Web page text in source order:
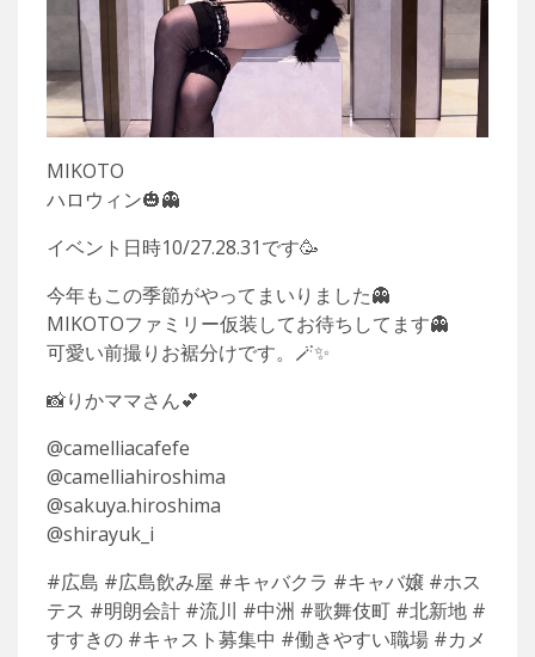
MIKOTO
ハロウィン🎃👻
イベント日時10/27.28.31です🥳
今年もこの季節がやってまいりました👻
MIKOTOファミリー仮装してお待ちしてます👻
可愛い前撮りお裾分けです。🪄✨
📸りかママさん💕
@camelliacafefe
@camelliahiroshima
@sakuya.hiroshima
@shirayuk_i
#広島 #広島飲み屋 #キャバクラ #キャバ嬢 #ホス
テス #明朗会計 #流川 #中洲 #歌舞伎町 #北新地 #
すすきの #キャスト募集中 #働きやすい職場 #カメ